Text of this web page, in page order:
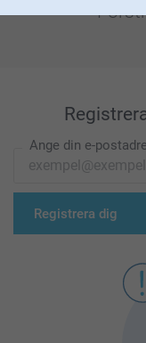
Ange din e-
Registrera dig